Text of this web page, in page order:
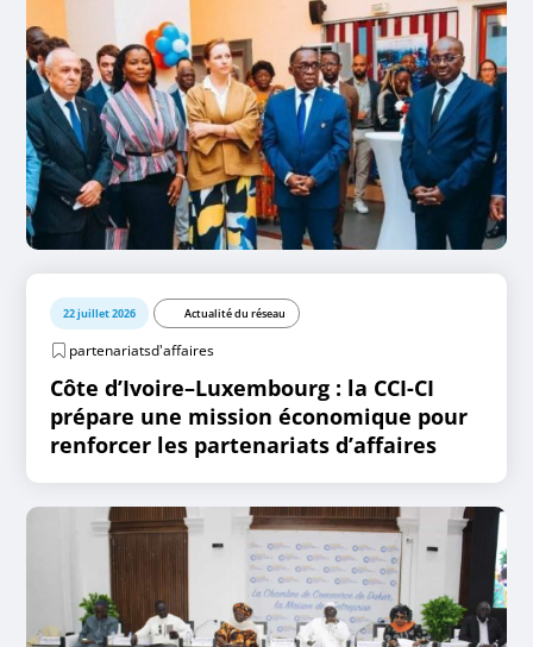
22 juillet 2026 Actualité du réseau
partenariatsd'affaires
Côte d’Ivoire–Luxembourg : la CCI-CI
prépare une mission économique pour
renforcer les partenariats d’affaires